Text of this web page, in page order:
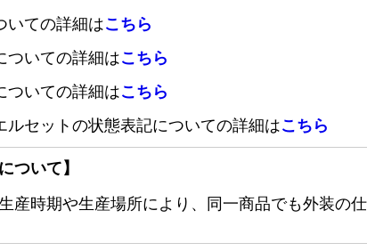
いての詳細はこちら
ついての詳細はこちら
ついての詳細はこちら
ルセットの状態表記についての詳細はこちら
ついて】
産時期や生産場所により、同一商品でも外装の